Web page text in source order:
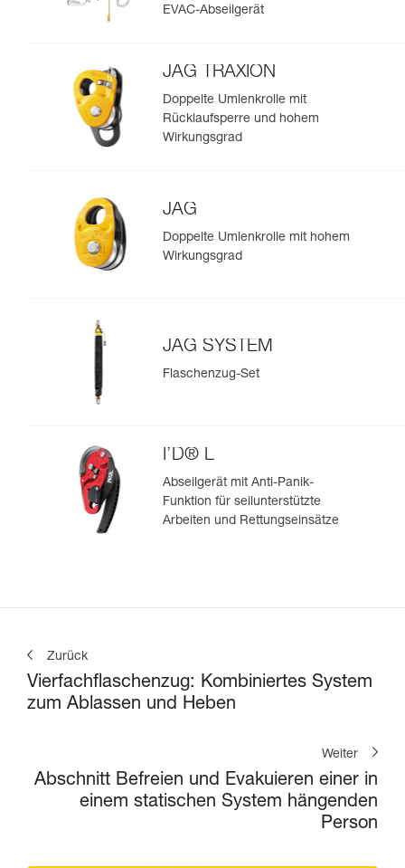
EVAC-Abseilgerät
JAG TRAXION
Doppelte Umlenkrolle mit
Rücklaufsperre und hohem
Wirkungsgrad
JAG
Doppelte Umlenkrolle mit hohem
Wirkungsgrad
JAG SYSTEM
Flaschenzug-Set
I’D® L
Abseilgerät mit Anti-Panik-
Funktion für seilunterstützte
Arbeiten und Rettungseinsätze
Zurück
Vierfachflaschenzug: Kombiniertes System
zum Ablassen und Heben
Weiter
Abschnitt Befreien und Evakuieren einer in
einem statischen System hängenden
Person